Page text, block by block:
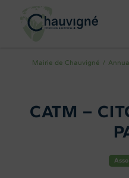
Mairie de Chauvigné
CATM –